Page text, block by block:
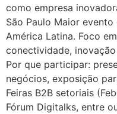
como empresa
São Paulo Maior
América Latina. Foco
conectividade,
Por que participar:
negócios, exposição
Feiras B2B setoriais
Fórum Digitalks, entre